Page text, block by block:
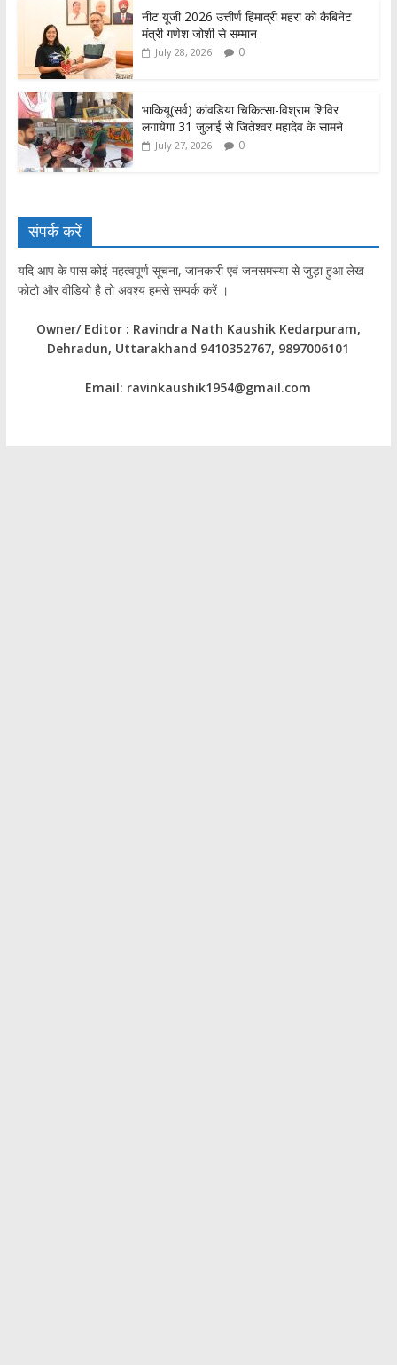
नीट यूजी 2026 उत्तीर्ण हिमाद्री महरा को कैबिनेट
मंत्री गणेश जोशी से सम्मान
July 28, 2026 0
भाकियू(सर्व) कांवडिया चिकित्सा-विश्राम शिविर
लगायेगा 31 जुलाई से जितेश्वर महादेव के सामने
July 27, 2026 0
संपर्क करें
यदि आप के पास कोई महत्वपूर्ण सूचना, जानकारी एवं जनसमस्या से जुड़ा हुआ लेख
फोटो और वीडियो है तो अवश्य हमसे सम्पर्क करें ।
Owner/ Editor : Ravindra Nath Kaushik Kedarpuram,
Dehradun, Uttarakhand 9410352767, 9897006101
Email: ravinkaushik1954@gmail.com